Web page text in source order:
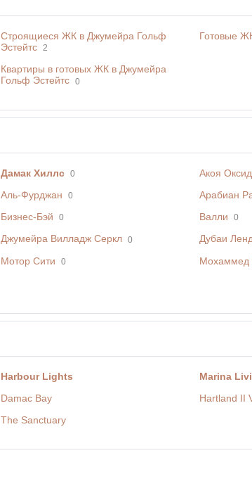
Строящиеся ЖК в Джумейра Гольф
Эстейтс 2
Готовые
Квартиры в готовых ЖК в Джумейра
Гольф Эстейтс 0
Дамак Хиллс 0 Акоя
Аль-Фурджан 0 Арабиан
Бизнес-Бэй 0 Валли 0
Джумейра Вилладж Серкл 0 Дубаи
Мотор Сити 0 Мохаммед
Harbour Lights
Marina
Damac Bay
Hartland II
The Sanctuary